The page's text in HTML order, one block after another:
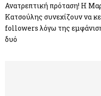
Ανατρεπτική πρόταση! Η
Κατσούλης συνεχίζουν να
followers λόγω της
δυό